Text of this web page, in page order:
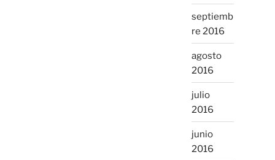
septiemb
re 2016
agosto
2016
julio
2016
junio
2016